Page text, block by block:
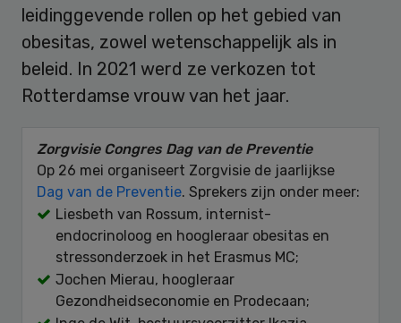
leidinggevende rollen op het gebied van
obesitas, zowel wetenschappelijk als in
beleid. In 2021 werd ze verkozen tot
Rotterdamse vrouw van het jaar.
Zorgvisie Congres Dag van de Preventie
Op 26 mei organiseert Zorgvisie de jaarlijkse
Dag van de Preventie. Sprekers zijn onder meer:
Liesbeth van Rossum, internist-
endocrinoloog en hoogleraar obesitas en
stressonderzoek in het Erasmus MC;
Jochen Mierau, hoogleraar
Gezondheidseconomie en Prodecaan;